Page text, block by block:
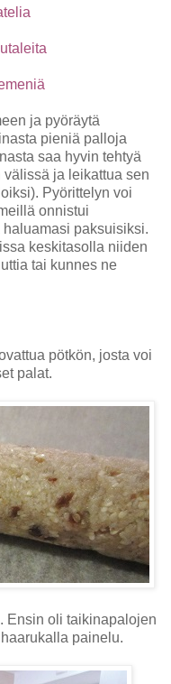
ja pyöräytä
pieniä palloja
saa hyvin tehtyä
ja leikattua sen
Pyörittelyn voi
onnistui
paksuisiksi.
keskitasolla niiden
tai kunnes ne
pötkön, josta voi
palat.
Ensin oli taikinapalojen
painelu.